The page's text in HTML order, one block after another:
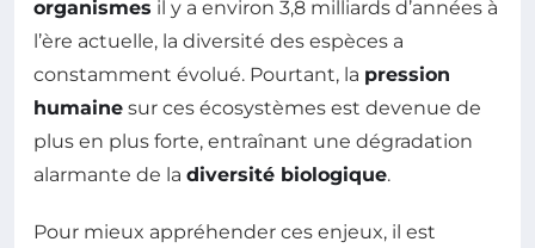
organismes il y a environ 3,8 milliards d’années à
l’ère actuelle, la diversité des espèces a
constamment évolué. Pourtant, la pression
humaine sur ces écosystèmes est devenue de
plus en plus forte, entraînant une dégradation
alarmante de la diversité biologique.
Pour mieux appréhender ces enjeux, il est